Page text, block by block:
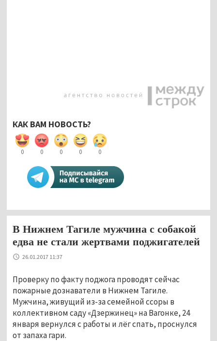
КАК ВАМ НОВОСТЬ?
0 0 0 0 0
В Нижнем Тагиле мужчина с собакой
едва не стали жертвами поджигателей
26.01.2017 11:37
Проверку по факту поджога проводят сейчас
пожарные дознаватели в Нижнем Тагиле.
Мужчина, живущий из-за семейной ссоры в
коллективном саду «Дзержинец» на Вагонке, 24
января вернулся с работы и лёг спать, проснулся
от запаха гари.